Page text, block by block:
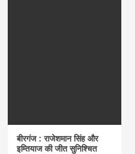
बीरगंज : राजेशमान सिंह और
इम्तियाज की जीत सुनिश्चित